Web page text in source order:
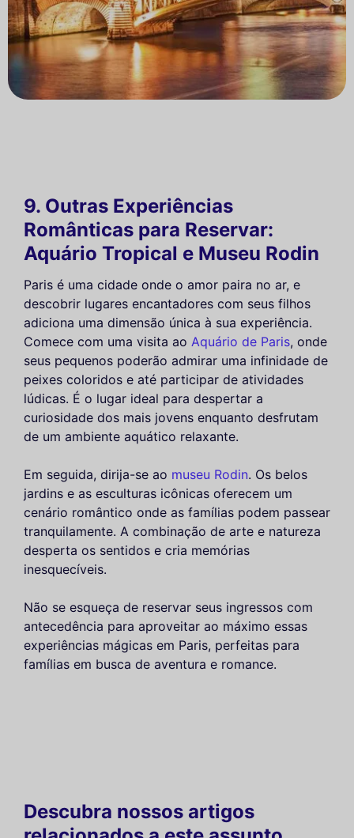
9. Outras Experiências
Românticas para Reservar:
Aquário Tropical e Museu Rodin
Paris é uma cidade onde o amor paira no ar, e
descobrir lugares encantadores com seus filhos
adiciona uma dimensão única à sua experiência.
Comece com uma visita ao Aquário de Paris, onde
seus pequenos poderão admirar uma infinidade de
peixes coloridos e até participar de atividades
lúdicas. É o lugar ideal para despertar a
curiosidade dos mais jovens enquanto desfrutam
de um ambiente aquático relaxante.
Em seguida, dirija-se ao museu Rodin. Os belos
jardins e as esculturas icônicas oferecem um
cenário romântico onde as famílias podem passear
tranquilamente. A combinação de arte e natureza
desperta os sentidos e cria memórias
inesquecíveis.
Não se esqueça de reservar seus ingressos com
antecedência para aproveitar ao máximo essas
experiências mágicas em Paris, perfeitas para
famílias em busca de aventura e romance.
Descubra nossos artigos